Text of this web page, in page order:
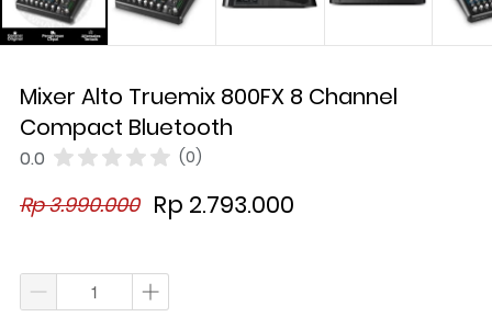
Mixer Alto Truemix 800FX 8 Channel
Compact Bluetooth
0.0 (0)
Rp 3.990.000 Rp 2.793.000